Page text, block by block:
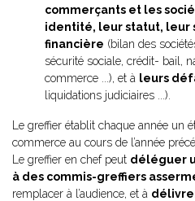
commerçants et les
identité, leur statut, leur
financière (bilan des
sécurité sociale, crédit- bail,
commerce ...), et à leurs
liquidations judiciaires ...).
Le greffier établit chaque année un
commerce au cours de l’année
Le greffier en chef peut déléguer
à des commis-greffiers
remplacer à l’audience, et à